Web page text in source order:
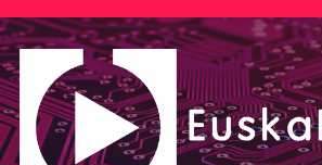
Saltar
al
contenido